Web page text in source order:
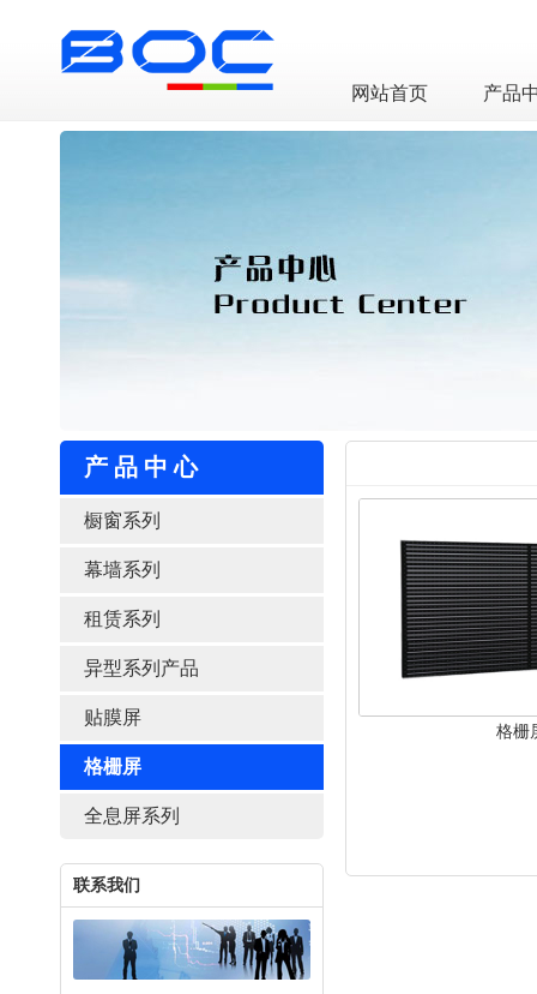
LED透明屏厂家
网站首页 产品
产品中心
橱窗系列
幕墙系列
租赁系列
异型系列产品
贴膜屏
格栅屏
全息屏系列
联系我们
格栅